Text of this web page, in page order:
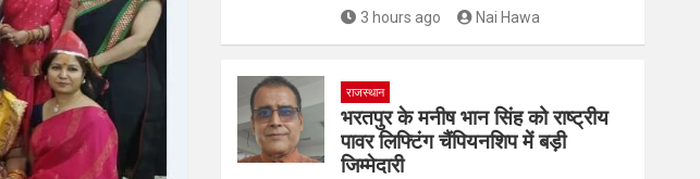
3 hours ago Nai Hawa
राजस्थान
भरतपुर के मनीष भान सिंह को राष्ट्रीय
पावर लिफ्टिंग चैंपियनशिप में बड़ी
जिम्मेदारी